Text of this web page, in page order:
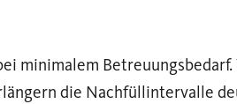
minimalem
die Nachfüllintervalle